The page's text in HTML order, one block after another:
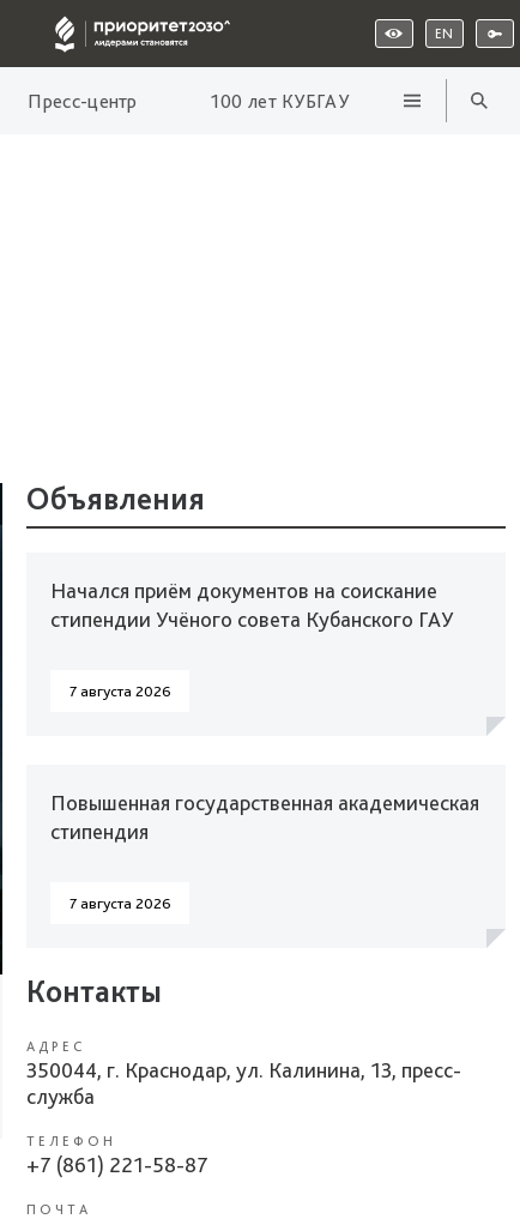
EN
Пресс-центр 100 лет КУБГАУ
Объявления
Начался приём документов на соискание
стипендии Учёного совета Кубанского ГАУ
7 августа 2026
Повышенная государственная академическая
стипендия
7 августа 2026
Контакты
АДРЕС
350044, г. Краснодар, ул. Калинина, 13, пресс-
служба
ТЕЛЕФОН
+7 (861) 221-58-87
ПОЧТА